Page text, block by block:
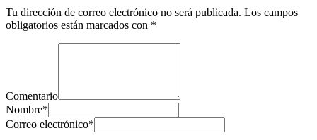
Tu dirección de correo electrónico no será publicada. Los campos
obligatorios están marcados con *
Comentario
Nombre*
Correo electrónico*